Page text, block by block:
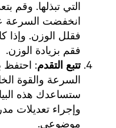
التي تبذلها. وقم
انخفضت السرعة
فقلل الوزن. وإذا
فقم بزيادة الوزن.
تتبع التقدم:
السرعة والقوة
ستساعدك هذه
وإجراء تعديلات
موضوعي.